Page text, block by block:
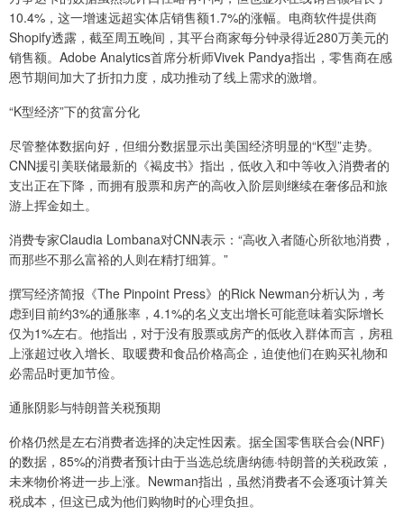
10.4%，这一增速远超实体店销售额1.7%的涨幅。电商软件提供商
Shopify透露，截至周五晚间，其平台商家每分钟录得近280万美元的
销售额。Adobe Analytics首席分析师Vivek Pandya指出，零售商在感
恩节期间加大了折扣力度，成功推动了线上需求的激增。
“K型经济”下的贫富分化
尽管整体数据向好，但细分数据显示出美国经济明显的“K型”走势。
CNN援引美联储最新的《褐皮书》指出，低收入和中等收入消费者的
支出正在下降，而拥有股票和房产的高收入阶层则继续在奢侈品和旅
游上挥金如土。
消费专家Claudia Lombana对CNN表示：“高收入者随心所欲地消费，
而那些不那么富裕的人则在精打细算。”
撰写经济简报《The Pinpoint Press》的Rick Newman分析认为，考
虑到目前约3%的通胀率，4.1%的名义支出增长可能意味着实际增长
仅为1%左右。他指出，对于没有股票或房产的低收入群体而言，房租
上涨超过收入增长、取暖费和食品价格高企，迫使他们在购买礼物和
必需品时更加节俭。
通胀阴影与特朗普关税预期
价格仍然是左右消费者选择的决定性因素。据全国零售联合会(NRF)
的数据，85%的消费者预计由于当选总统唐纳德·特朗普的关税政策，
未来物价将进一步上涨。Newman指出，虽然消费者不会逐项计算关
税成本，但这已成为他们购物时的心理负担。